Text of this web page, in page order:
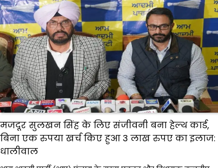
मजदूर सुलखन सिंह के लिए संजीवनी बना हेल्थ कार्ड,
बिना एक रुपया खर्च किए हुआ 3 लाख रुपए का इलाज:
धालीवाल